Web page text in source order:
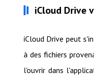
iCloud Drive
iCloud Drive peut
à des fichiers
l'ouvrir dans